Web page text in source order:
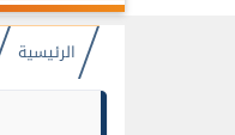
الرئيسية